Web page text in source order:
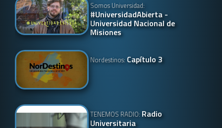
Somos Universidad:
#UniversidadAbierta -
Universidad Nacional de
Misiones
Nordestinos: Capítulo 3
TENEMOS RADIO: Radio
Universitaria